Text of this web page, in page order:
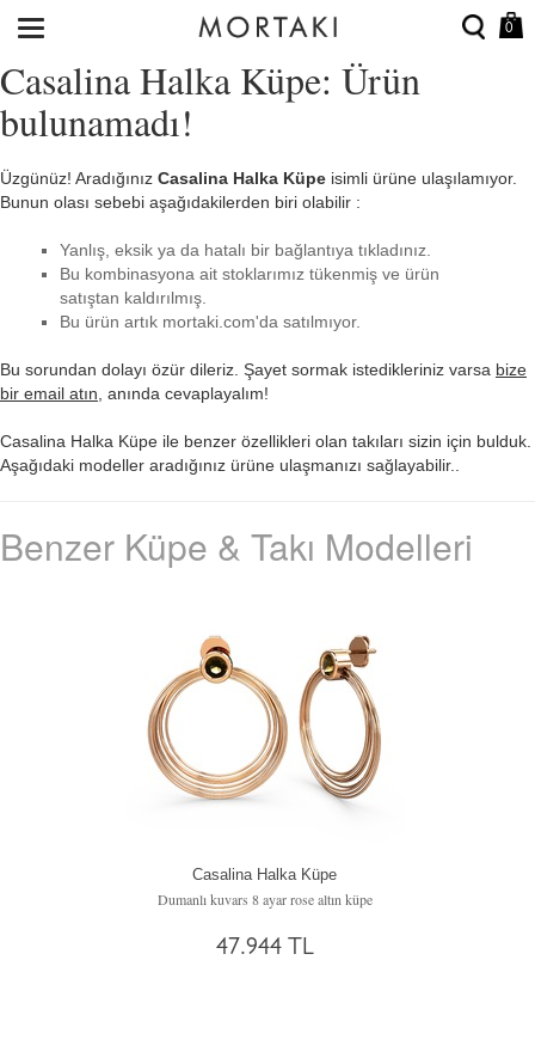
0
Casalina Halka Küpe: Ürün
bulunamadı!
Üzgünüz! Aradığınız Casalina Halka Küpe isimli ürüne ulaşılamıyor.
Bunun olası sebebi aşağıdakilerden biri olabilir :
Yanlış, eksik ya da hatalı bir bağlantıya tıkladınız.
Bu kombinasyona ait stoklarımız tükenmiş ve ürün
satıştan kaldırılmış.
Bu ürün artık mortaki.com'da satılmıyor.
Bu sorundan dolayı özür dileriz. Şayet sormak istedikleriniz varsa bize
bir email atın , anında cevaplayalım!
Casalina Halka Küpe ile benzer özellikleri olan takıları sizin için bulduk.
Aşağıdaki modeller aradığınız ürüne ulaşmanızı sağlayabilir..
Benzer Küpe & Takı Modelleri
Casalina Halka Küpe
Dumanlı kuvars 8 ayar rose altın küpe
47.944 TL